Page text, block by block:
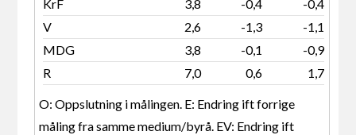
KrF
3,8 -0,4
-0,4
V
2,6 -1,3
-1,1
MDG
3,8 -0,1
-0,9
R
7,0 0,6 1,7
O: Oppslutning i målingen. E: Endring ift forrige
måling fra samme medium/byrå. EV: Endring ift